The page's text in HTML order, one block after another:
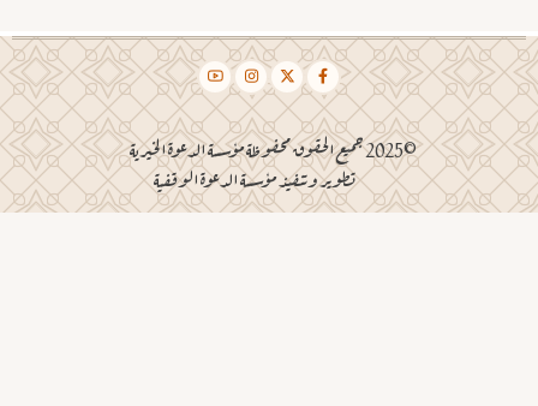
©2025 جميع الحقوق محفوظة مؤسسة الدعوة الخيرية
تطوير وتنفيذ مؤسسة الدعوة الوقفية